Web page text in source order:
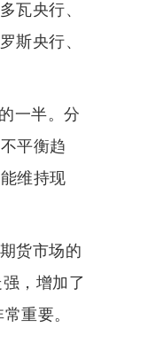
瓦央行、
斯央行、
一半。分
平衡趋
维持现
货市场的
，增加了
重要。